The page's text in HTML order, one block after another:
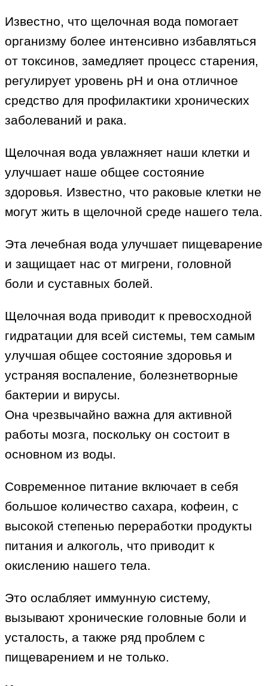
Известно, что щелочная вода помогает
организму более интенсивно избавляться
от токсинов, замедляет процесс старения,
регулирует уровень рН и она отличное
средство для профилактики хронических
заболеваний и рака.
Щелочная вода увлажняет наши клетки и
улучшает наше общее состояние
здоровья. Известно, что раковые клетки не
могут жить в щелочной среде нашего тела.
Эта лечебная вода улучшает пищеварение
и защищает нас от мигрени, головной
боли и суставных болей.
Щелочная вода приводит к превосходной
гидратации для всей системы, тем самым
улучшая общее состояние здоровья и
устраняя воспаление, болезнетворные
бактерии и вирусы.
Она чрезвычайно важна для активной
работы мозга, поскольку он состоит в
основном из воды.
Современное питание включает в себя
большое количество сахара, кофеин, с
высокой степенью переработки продукты
питания и алкоголь, что приводит к
окислению нашего тела.
Это ослабляет иммунную систему,
вызывают хронические головные боли и
усталость, а также ряд проблем с
пищеварением и не только.